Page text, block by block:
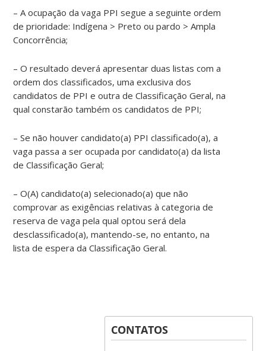
– A ocupação da vaga PPI segue a seguinte ordem
de prioridade: Indígena > Preto ou pardo > Ampla
Concorrência;
– O resultado deverá apresentar duas listas com a
ordem dos classificados, uma exclusiva dos
candidatos de PPI e outra de Classificação Geral, na
qual constarão também os candidatos de PPI;
– Se não houver candidato(a) PPI classificado(a), a
vaga passa a ser ocupada por candidato(a) da lista
de Classificação Geral;
– O(A) candidato(a) selecionado(a) que não
comprovar as exigências relativas à categoria de
reserva de vaga pela qual optou será dela
desclassificado(a), mantendo-se, no entanto, na
lista de espera da Classificação Geral.
CONTATOS